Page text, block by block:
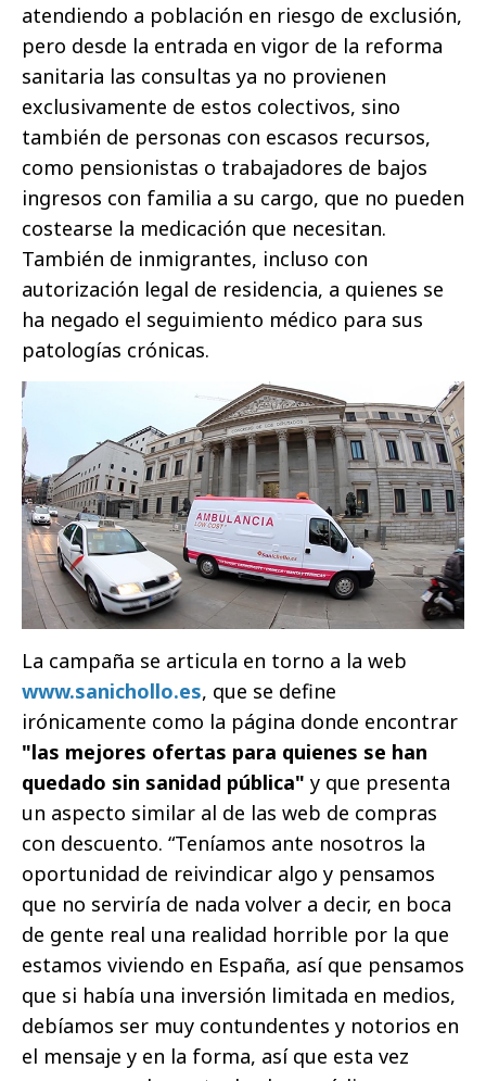
atendiendo a población en riesgo de exclusión,
pero desde la entrada en vigor de la reforma
sanitaria las consultas ya no provienen
exclusivamente de estos colectivos, sino
también de personas con escasos recursos,
como pensionistas o trabajadores de bajos
ingresos con familia a su cargo, que no pueden
costearse la medicación que necesitan.
También de inmigrantes, incluso con
autorización legal de residencia, a quienes se
ha negado el seguimiento médico para sus
patologías crónicas.
La campaña se articula en torno a la web
www.sanichollo.es, que se define
irónicamente como la página donde encontrar
"las mejores ofertas para quienes se han
quedado sin sanidad pública" y que presenta
un aspecto similar al de las web de compras
con descuento. “Teníamos ante nosotros la
oportunidad de reivindicar algo y pensamos
que no serviría de nada volver a decir, en boca
de gente real una realidad horrible por la que
estamos viviendo en España, así que pensamos
que si había una inversión limitada en medios,
debíamos ser muy contundentes y notorios en
el mensaje y en la forma, así que esta vez